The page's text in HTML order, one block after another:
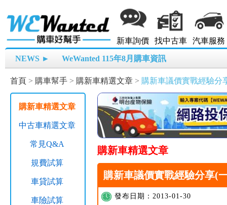
新車詢價 找中古車 汽車服務
NEWS ► WeWanted 115年8月購車資訊
首頁 > 購車幫手 > 購新車精選文章 > 購新車議價實戰經驗分
購新車精選文章
中古車精選文章
常見Q&A
規費試算
車貸試算
車險試算
購新車精選文章
購新車議價實戰經驗分享(
發布日期：2013-01-30